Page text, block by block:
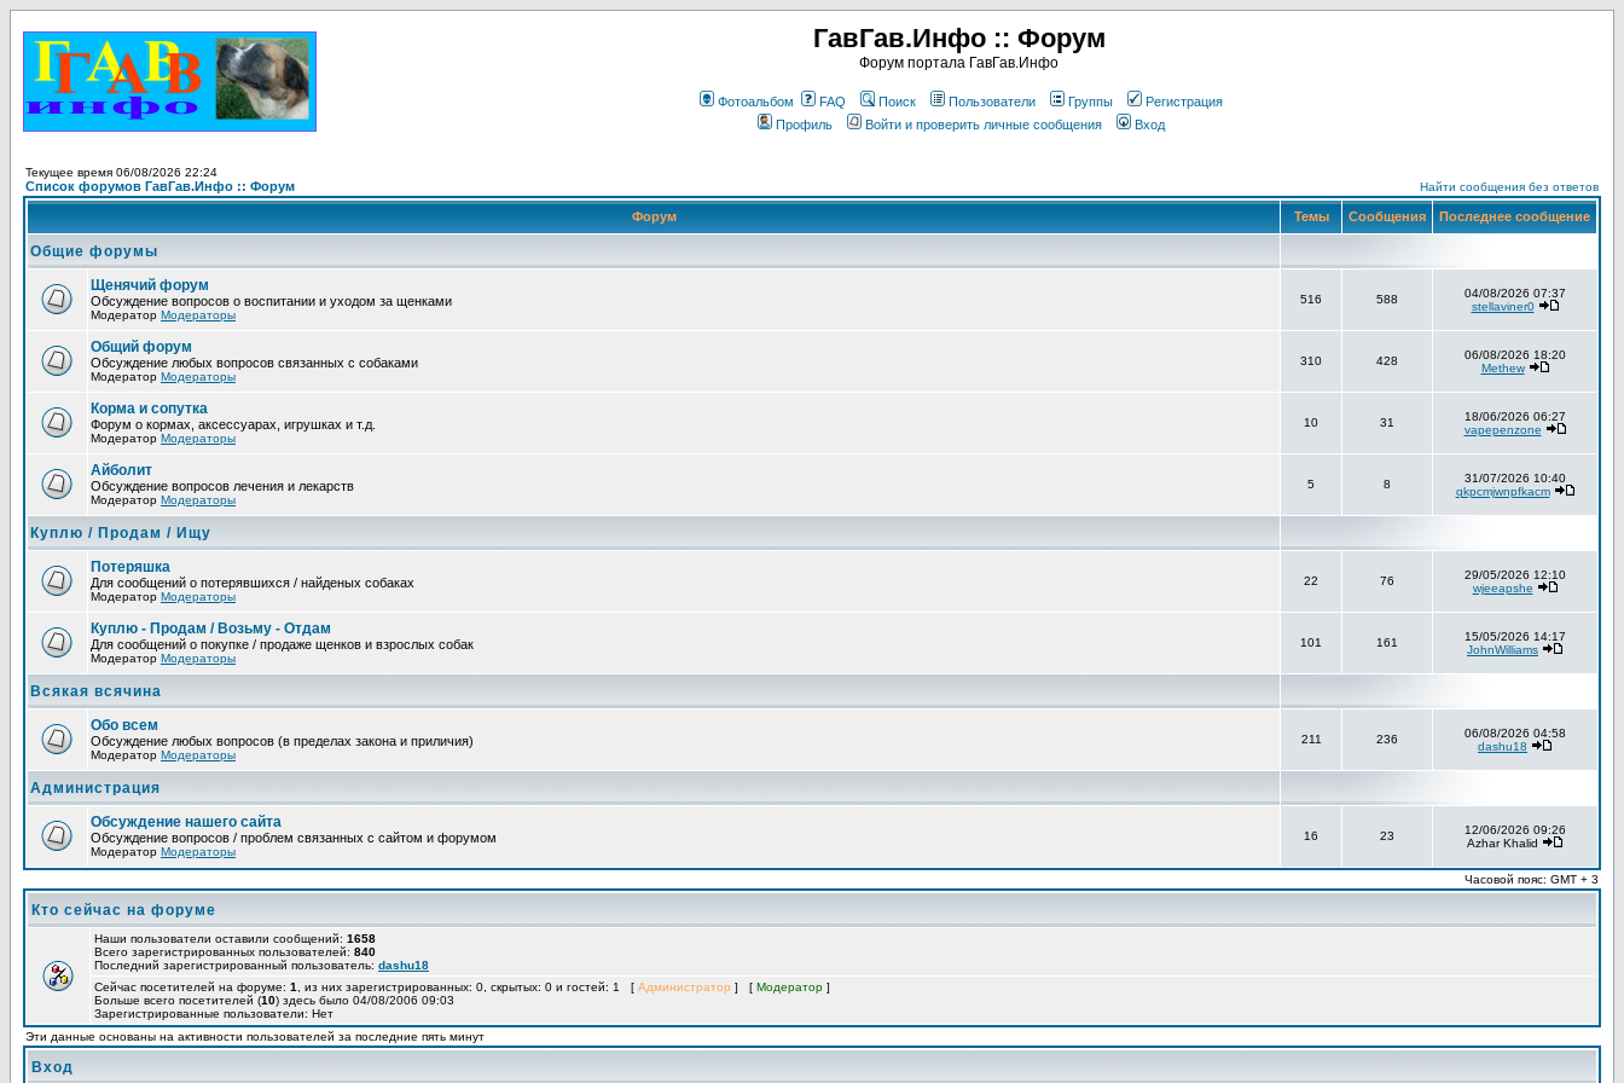
ГавГав.Инфо :: Форум
Форум портала ГавГав.Инфо
Фотоальбом FAQ Поиск Пользователи Группы
Регистрация
Профиль
Войти и проверить личные сообщения Вход
Текущее время 06/08/2026 22:24
Список форумов ГавГав.Инфо :: Форум Найти сообщения без ответов
Форум Темы Сообщения Последнее сообщение
Общие форумы
Щенячий форум
Обсуждение вопросов о воспитании и уходом за щенками
Модератор Модераторы
516 588
04/08/2026 07:37
stellaviner0
Общий форум
Обсуждение любых вопросов связанных с собаками
Модератор Модераторы
310 428
06/08/2026 18:20
Methew
Корма и сопутка
Форум о кормах, аксессуарах, игрушках и т.д.
Модератор Модераторы
10 31
18/06/2026 06:27
vapepenzone
Айболит
Обсуждение вопросов лечения и лекарств
Модератор Модераторы
5 8
31/07/2026 10:40
qkpcmjwnpfkacm
Куплю / Продам / Ищу
Потеряшка
Для сообщений о потерявшихся / найденых собаках
Модератор Модераторы
22 76
29/05/2026 12:10
wjeeapshe
Куплю - Продам / Возьму - Отдам
Для сообщений о покупке / продаже щенков и взрослых собак
Модератор Модераторы
101 161
15/05/2026 14:17
JohnWilliams
Всякая всячина
Обо всем
Обсуждение любых вопросов (в пределах закона и приличия)
Модератор Модераторы
211 236
06/08/2026 04:58
dashu18
Администрация
Обсуждение нашего сайта
Обсуждение вопросов / проблем связанных с сайтом и форумом
Модератор Модераторы
16 23
12/06/2026 09:26
Azhar Khalid
Часовой пояс: GMT + 3
Кто сейчас на форуме
Наши пользователи оставили сообщений: 1658
Всего зарегистрированных пользователей: 840
Последний зарегистрированный пользователь: dashu18
Сейчас посетителей на форуме: 1 , из них зарегистрированных: 0, скрытых: 0 и гостей: 1 [ Администратор ] [ Модератор ]
Больше всего посетителей (10) здесь было 04/08/2006 09:03
Зарегистрированные пользователи: Нет
Эти данные основаны на активности пользователей за последние пять минут
Вход